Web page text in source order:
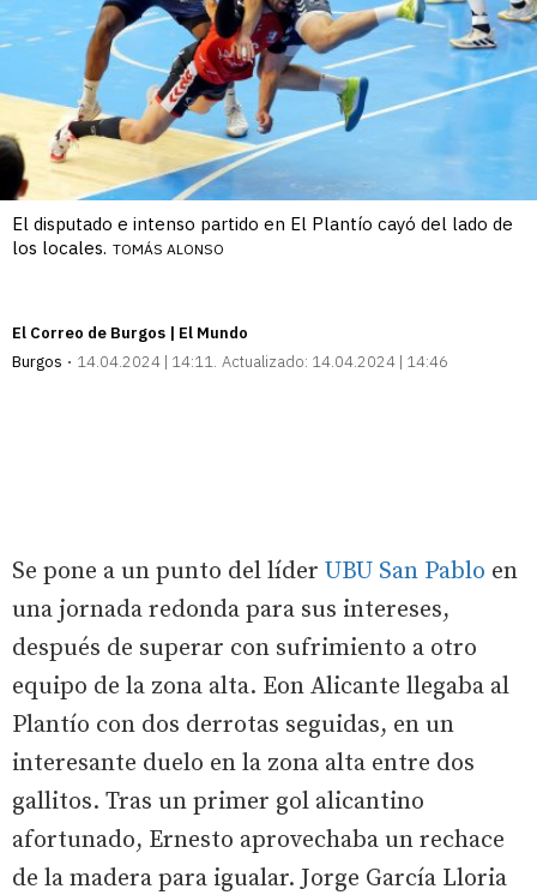
El disputado e intenso partido en El Plantío cayó del lado de
los locales. TOMÁS ALONSO
El Correo de Burgos | El Mundo
Burgos
14.04.2024 | 14:11 Actualizado: 14.04.2024 | 14:46
Se pone a un punto del líder UBU San Pablo en
una jornada redonda para sus intereses,
después de superar con sufrimiento a otro
equipo de la zona alta. Eon Alicante llegaba al
Plantío con dos derrotas seguidas, en un
interesante duelo en la zona alta entre dos
gallitos. Tras un primer gol alicantino
afortunado, Ernesto aprovechaba un rechace
de la madera para igualar. Jorge García Lloria